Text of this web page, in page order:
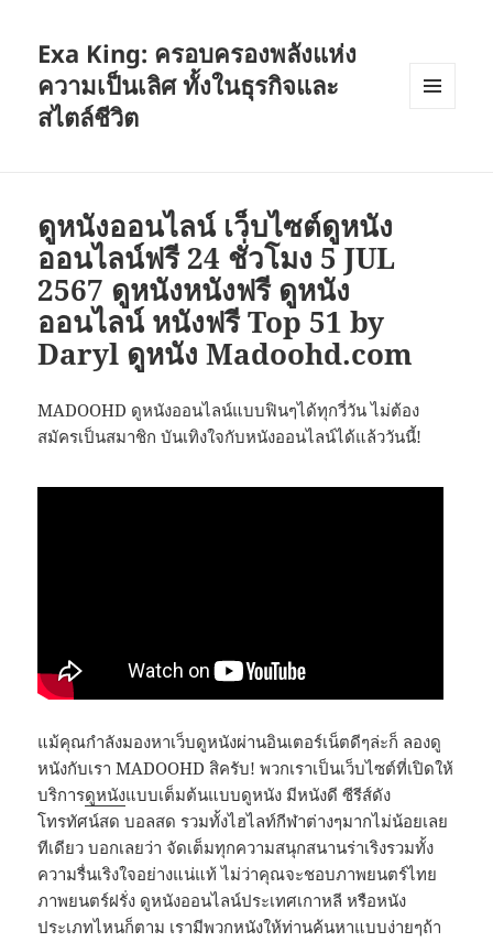
Exa King: ครอบครองพลังแห่ง
ความเป็นเลิศ ทั้งในธุรกิจและ
สไตล์ชีวิต
ดูหนังออนไลน์ เว็บไซต์ดูหนัง
ออนไลน์ฟรี 24 ชั่วโมง 5 JUL
2567 ดูหนังหนังฟรี ดูหนัง
ออนไลน์ หนังฟรี Top 51 by
Daryl ดูหนัง Madoohd.com
MADOOHD ดูหนังออนไลน์แบบฟินๆได้ทุกวี่วัน ไม่ต้อง
สมัครเป็นสมาชิก บันเทิงใจกับหนังออนไลน์ได้แล้ววันนี้!
แม้คุณกำลังมองหาเว็บดูหนังผ่านอินเตอร์เน็ตดีๆล่ะก็ ลองดู
หนังกับเรา MADOOHD สิครับ! พวกเราเป็นเว็บไซต์ที่เปิดให้
บริการดูหนังแบบเต็มต้นแบบดูหนัง มีหนังดี ซีรีส์ดัง
โทรทัศน์สด บอลสด รวมทั้งไฮไลท์กีฬาต่างๆมากไม่น้อยเลย
ทีเดียว บอกเลยว่า จัดเต็มทุกความสนุกสนานร่าเริงรวมทั้ง
ความรื่นเริงใจอย่างแน่แท้ ไม่ว่าคุณจะชอบภาพยนตร์ไทย
ภาพยนตร์ฝรั่ง ดูหนังออนไลน์ประเทศเกาหลี หรือหนัง
ประเภทไหนก็ตาม เรามีพวกหนังให้ท่านค้นหาแบบง่ายๆถ้า